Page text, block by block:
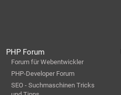
PHP Forum
Forum für Webentwickler
PHP-Developer Forum
SEO - Suchmaschinen Tricks